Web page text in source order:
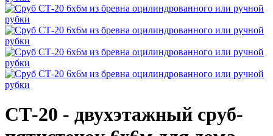
СТ-20 - двухэтажный сруб-